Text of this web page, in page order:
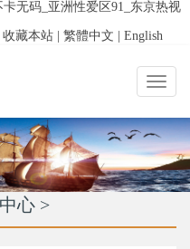
无码_亚洲性爱区91_东京热视
收藏本站
繁體中文 English
心 >